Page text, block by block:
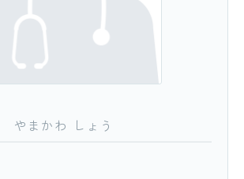
やまかわ しょう